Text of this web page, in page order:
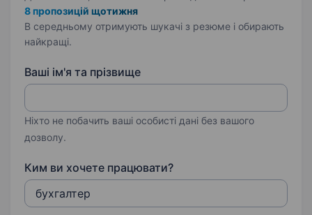
8 пропозицій щотижня
В середньому отримують шукачі з резюме і обирають
найкращі.
Ваші ім'я та прізвище
Ніхто не побачить ваші особисті дані без вашого
дозволу.
Ким ви хочете працювати?